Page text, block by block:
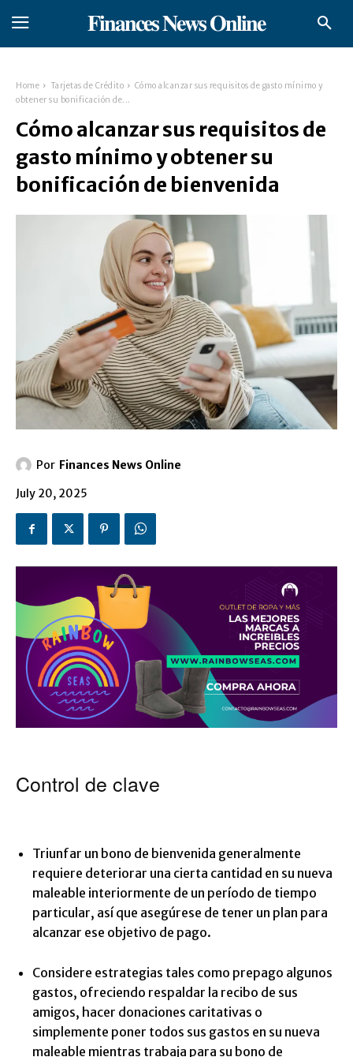
𝐅𝐢𝐧𝐚𝐧𝐜𝐞𝐬 𝐍𝐞𝐰𝐬 𝐎𝐧𝐥𝐢𝐧𝐞
Home Tarjetas de Crédito
Cómo alcanzar sus requisitos de gasto mínimo y
obtener su bonificación de...
Cómo alcanzar sus requisitos de
gasto mínimo y obtener su
bonificación de bienvenida
Por Finances News Online
July 20, 2025
Control de clave
Triunfar un bono de bienvenida generalmente
requiere deteriorar una cierta cantidad en su nueva
maleable interiormente de un período de tiempo
particular, así que asegúrese de tener un plan para
alcanzar ese objetivo de pago.
Considere estrategias tales como prepago algunos
gastos, ofreciendo respaldar la recibo de sus
amigos, hacer donaciones caritativas o
simplemente poner todos sus gastos en su nueva
maleable mientras trabaja para su bono de